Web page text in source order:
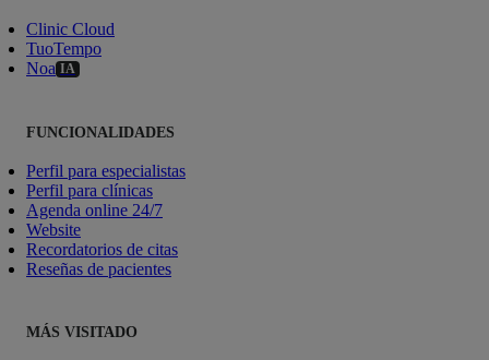
Clinic Cloud
TuoTempo
Noa IA
FUNCIONALIDADES
Perfil para especialistas
Perfil para clínicas
Agenda online 24/7
Website
Recordatorios de citas
Reseñas de pacientes
MÁS VISITADO